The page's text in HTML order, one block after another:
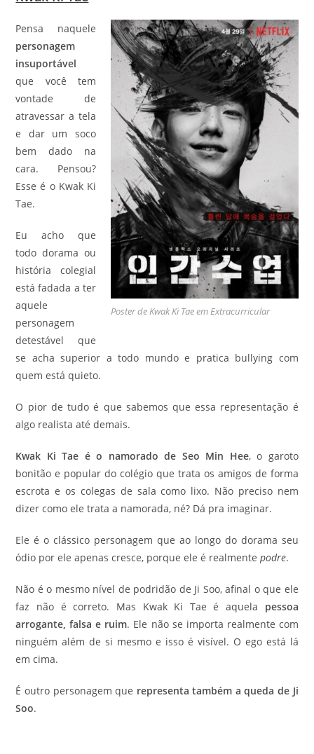
Poster de Kwak Ki Tae em Extracurricular
Pensa naquele
personagem
insuportável
que você tem
vontade de
atravessar a tela
e dar um soco
bem dado na
cara. Pensou?
Esse é o Kwak Ki
Tae.
Eu acho que
todo dorama ou
história colegial
está fadada a ter
aquele
personagem
detestável que
se acha superior a todo mundo e pratica bullying com
quem está quieto.
O pior de tudo é que sabemos que essa representação é
algo realista até demais.
Kwak Ki Tae é o namorado de Seo Min Hee, o garoto
bonitão e popular do colégio que trata os amigos de forma
escrota e os colegas de sala como lixo. Não preciso nem
dizer como ele trata a namorada, né? Dá pra imaginar.
Ele é o clássico personagem que ao longo do dorama seu
ódio por ele apenas cresce, porque ele é realmentepodre.
Não é o mesmo nível de podridão de Ji Soo, afinal o que ele
faz não é correto. Mas Kwak Ki Tae é aquela pessoa
arrogante, falsa e ruim. Ele não se importa realmente com
ninguém além de si mesmo e isso é visível. O ego está lá
em cima.
É outro personagem que representa também a queda de Ji
Soo.